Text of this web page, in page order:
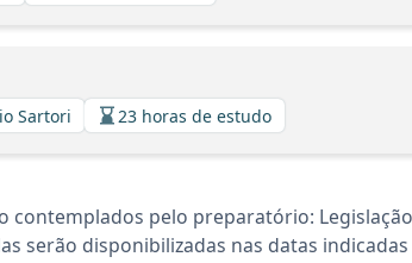
Sartori 23 horas de estudo
contemplados pelo preparatório:
serão disponibilizadas nas datas